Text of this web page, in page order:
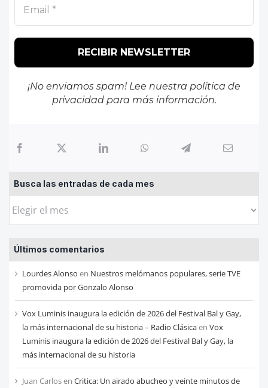
¡No enviamos spam! Lee nuestra política de
privacidadpara más información.
Busca las entradas de cada mes
Busca
entradas
de
cada
mes
Últimos comentarios
Lourdes Alonso en Nuestros melómanos populares, serie TVE
promovida por Gonzalo Alonso
Vox Luminis inaugura la edición de 2026 del Festival Bal y Gay,
la más internacional de su historia – Radio Clásicaen Vox
Luminis inaugura la edición de 2026 del Festival Bal y Gay, la
más internacional de su historia
Juan Carlosen Critica: Un airado abucheo y veinte minutos de